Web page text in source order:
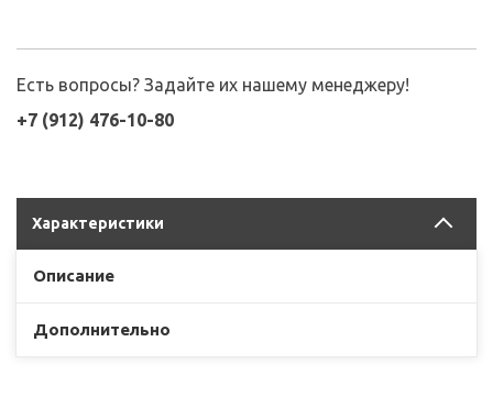
Есть вопросы? Задайте их нашему менеджеру!
+7 (912) 476-10-80
Характеристики
Описание
Дополнительно